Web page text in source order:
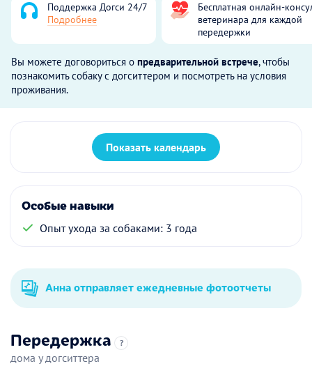
Поддержка Догси 24/7
Подробнее
Бесплатная онлайн-
ветеринара для каждой
передержки
Вы можете договориться о предварительной встрече, чтобы
познакомить собаку с догситтером и посмотреть на условия
проживания.
Показать календарь
Особые навыки
Опыт ухода за собаками: 3 года
Анна отправляет ежедневные фотоотчеты
Передержка ?
дома у догситтера